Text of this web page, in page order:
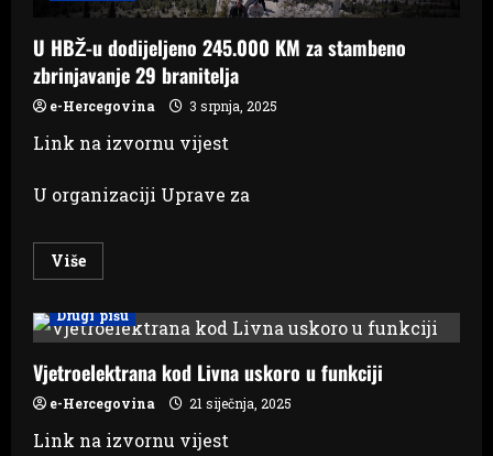
U HBŽ-u dodijeljeno 245.000 KM za stambeno
zbrinjavanje 29 branitelja
e-Hercegovina 3 srpnja, 2025
Link na izvornu vijest
U organizaciji Uprave za
VišeRead
more
HBŽ-
u
245.000
KM
za
stambeno
zbrinjavanje
29
Drugi pišu
Vjetroelektrana kod Livna uskoro u funkciji
e-Hercegovina 21 siječnja, 2025
Link na izvornu vijest